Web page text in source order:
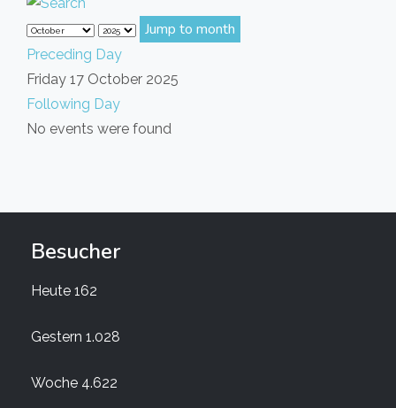
Jump to month
Preceding Day
Friday 17 October 2025
Following Day
No events were found
Besucher
Heute 162
Gestern 1.028
Woche 4.622